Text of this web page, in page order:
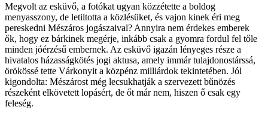
Megvolt az esküvő, a fotókat ugyan közzétette a boldog
menyasszony, de letiltotta a közlésüket, és vajon kinek éri meg
pereskedni Mészáros jogászaival? Annyira nem érdekes emberek
ők, hogy ez bárkinek megérje, inkább csak a gyomra fordul fel tőle
minden jóérzésű embernek. Az esküvő igazán lényeges része a
hivatalos házasságkötés jogi aktusa, amely immár tulajdonostárssá,
örökössé tette Várkonyit a közpénz milliárdok tekintetében. Jól
kigondolta: Mészárost még lecsukhatják a szervezett bűnözés
részeként elkövetett lopásért, de őt már nem, hiszen ő csak egy
feleség.